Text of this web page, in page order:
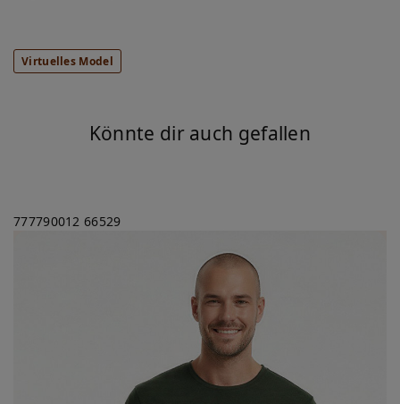
Virtuelles Model
Könnte dir auch gefallen
777790012 66529